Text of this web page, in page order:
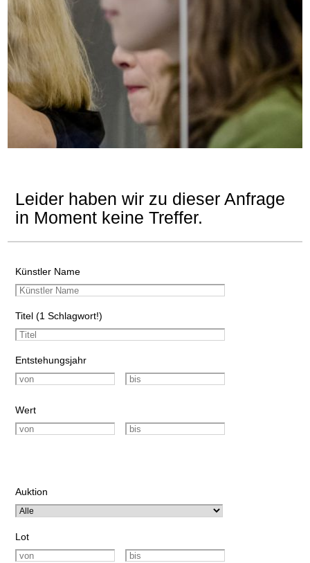
Leider haben wir zu dieser Anfrage
in Moment keine Treffer.
Künstler Name
Titel (1 Schlagwort!)
Entstehungsjahr
Wert
Auktion
Lot